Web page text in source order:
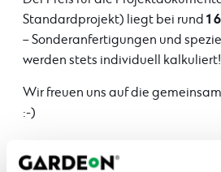
Standardprojekt) liegt bei rund 1
– Sonderanfertigungen und
werden stets individuell kalkuliert!
Wir freuen uns auf die
:-)